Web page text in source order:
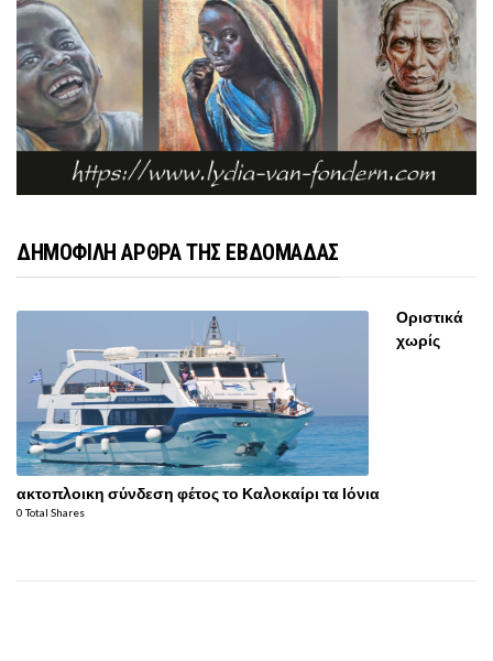
ΔΗΜΟΦΙΛΗ ΑΡΘΡΑ ΤΗΣ ΕΒΔΟΜΑΔΑΣ
Οριστικά
χωρίς
ακτοπλοικη σύνδεση φέτος το Καλοκαίρι τα Ιόνια
0 Total Shares